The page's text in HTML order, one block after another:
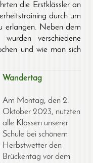
die Erstklässler an
durch um
erlangen. Neben dem
verschiedene
und wie man sich
Wandertag
Am Montag, den 2.
Oktober 2023, nutzten
alle Klassen unserer
Schule bei schönem
Herbstwetter den
Brückentag vor dem